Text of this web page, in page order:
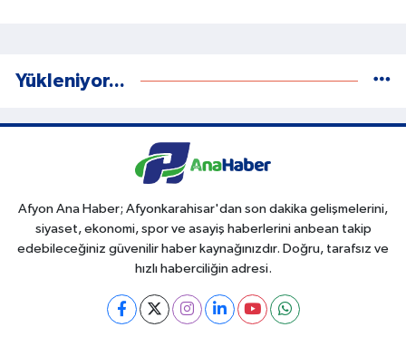
Yükleniyor...
Afyon Ana Haber; Afyonkarahisar'dan son dakika gelişmelerini,
siyaset, ekonomi, spor ve asayiş haberlerini anbean takip
edebileceğiniz güvenilir haber kaynağınızdır. Doğru, tarafsız ve
hızlı haberciliğin adresi.